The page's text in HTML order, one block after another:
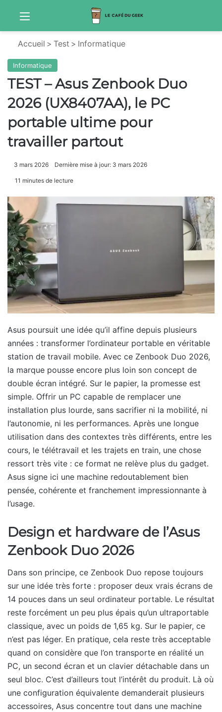
Menu
Accueil > Test > Informatique
Informatique
TEST – Asus Zenbook Duo
2026 (UX8407AA), le PC
portable ultime pour
travailler partout
3 mars 2026 Dernière mise à jour: 3 mars 2026
11 minutes de lecture
Asus poursuit une idée qu’il affine depuis plusieurs
années : transformer l’ordinateur portable en véritable
station de travail mobile. Avec ce Zenbook Duo 2026,
la marque pousse encore plus loin son concept de
double écran intégré. Sur le papier, la promesse est
simple. Offrir un PC capable de remplacer une
installation plus lourde, sans sacrifier ni la mobilité, ni
l’autonomie, ni les performances. Après une longue
utilisation dans des contextes très différents, entre les
cours, le télétravail et les trajets en train, une chose
ressort très vite : ce format ne relève plus du gadget.
Asus signe ici une machine redoutablement bien
pensée, cohérente et franchement impressionnante à
l’usage.
Design et hardware de l’Asus
Zenbook Duo 2026
Dans son principe, ce Zenbook Duo repose toujours
sur une idée très forte : proposer deux vrais écrans de
14 pouces dans un seul ordinateur portable. Le résultat
reste forcément un peu plus épais qu’un ultraportable
classique, avec un poids de 1,65 kg. Sur le papier, ce
n’est pas léger. En pratique, cela reste très acceptable
quand on considère que l’on transporte en réalité un
PC, un second écran et un clavier détachable dans un
seul bloc. C’est d’ailleurs tout l’intérêt du produit. Là où
une configuration équivalente demanderait plusieurs
accessoires, Asus concentre tout dans une machine